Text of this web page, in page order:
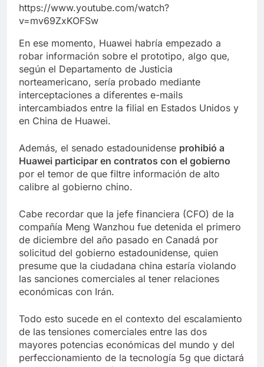
https://www.youtube.com/watch?
v=mv69ZxKOFSw
En ese momento, Huawei habría empezado a
robar información sobre el prototipo, algo que,
según el Departamento de Justicia
norteamericano, sería probado mediante
interceptaciones a diferentes e-mails
intercambiados entre la filial en Estados Unidos y
en China de Huawei.
Además, el senado estadounidense prohibió a
Huawei participar en contratos con el gobierno
por el temor de que filtre información de alto
calibre al gobierno chino.
Cabe recordar que la jefe financiera (CFO) de la
compañía Meng Wanzhou fue detenida el primero
de diciembre del año pasado en Canadá por
solicitud del gobierno estadounidense, quien
presume que la ciudadana china estaría violando
las sanciones comerciales al tener relaciones
económicas con Irán.
Todo esto sucede en el contexto del escalamiento
de las tensiones comerciales entre las dos
mayores potencias económicas del mundo y del
perfeccionamiento de la tecnología 5g que dictará